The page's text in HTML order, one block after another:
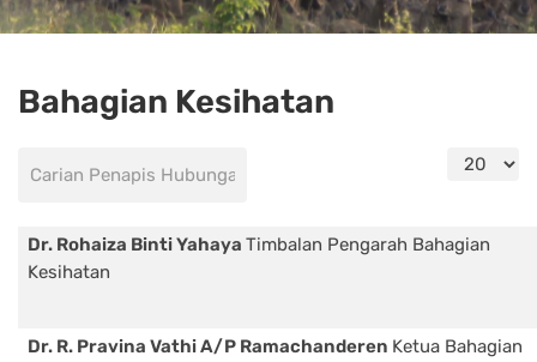
Bahagian Kesihatan
Papar #
Dr. Rohaiza Binti Yahaya Timbalan Pengarah Bahagian
Kesihatan
Dr. R. Pravina Vathi A/P Ramachanderen Ketua Bahagian